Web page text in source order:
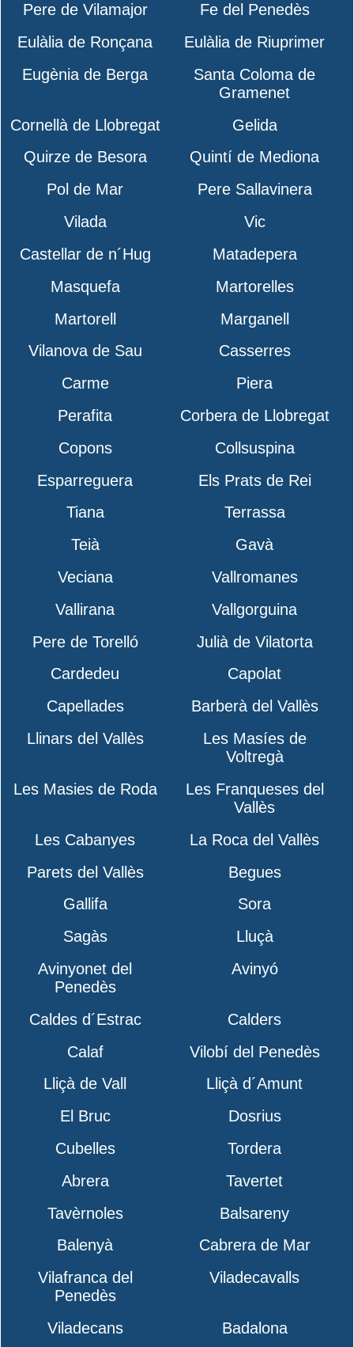
Pere de Vilamajor
Fe del Penedès
Eulàlia de Ronçana
Eulàlia de Riuprimer
Eugènia de Berga
Santa Coloma de
Gramenet
Cornellà de Llobregat
Gelida
Quirze de Besora
Quintí de Mediona
Pol de Mar
Pere Sallavinera
Vilada
Vic
Castellar de n´Hug
Matadepera
Masquefa
Martorelles
Martorell
Marganell
Vilanova de Sau
Casserres
Carme
Piera
Perafita
Corbera de Llobregat
Copons
Collsuspina
Esparreguera
Els Prats de Rei
Tiana
Terrassa
Teià
Gavà
Veciana
Vallromanes
Vallirana
Vallgorguina
Pere de Torelló
Julià de Vilatorta
Cardedeu
Capolat
Capellades
Barberà del Vallès
Llinars del Vallès
Les Masíes de
Voltregà
Les Masies de Roda
Les Franqueses del
Vallès
Les Cabanyes
La Roca del Vallès
Parets del Vallès
Begues
Gallifa
Sora
Sagàs
Lluçà
Avinyonet del
Penedès
Avinyó
Caldes d´Estrac
Calders
Calaf
Vilobí del Penedès
Lliçà de Vall
Lliçà d´Amunt
El Bruc
Dosrius
Cubelles
Tordera
Abrera
Tavertet
Tavèrnoles
Balsareny
Balenyà
Cabrera de Mar
Vilafranca del
Penedès
Viladecavalls
Viladecans Badalona